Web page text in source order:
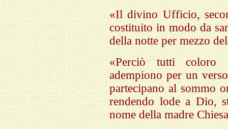
«Il divino Ufficio,
costituito in modo da
della notte per mezzo
«Perciò tutti coloro
adempiono per un
partecipano al sommo
rendendo lode a Dio,
nome della madre